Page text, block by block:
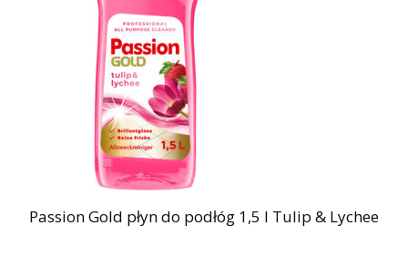
Passion Gold płyn do podłóg 1,5 l Tulip & Lychee